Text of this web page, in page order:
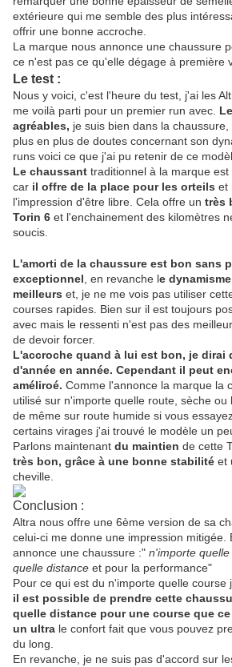
extérieure qui me semble des plus
offrir une bonne accroche.
La marque nous annonce une chaussure
ce n'est pas ce qu'elle dégage à première
Le test :
Nous y voici, c'est l'heure du test, j'ai les
me voilà parti pour un premier run avec.
agréables, je suis bien dans la
plus en plus de doutes concernant son
runs voici ce que j'ai pu retenir de ce
Le chaussant traditionnel à la marque est
car il offre de la place pour les orteils et
l'impression d'être libre. Cela offre un très
Torin 6 et l'enchainement des kilomètres
soucis.
L'amorti de la chaussure est bon sans
exceptionnel , en revanche le
meilleurs et, je ne me vois pas utiliser
courses rapides. Bien sur il est toujours
avec mais le ressenti n'est pas des
de devoir forcer.
L'accroche quand à lui est bon, je dirai
d'année en année. Cependant il peut
améliroé. Comme l'annonce la marque la
utilisé sur n'importe quelle route, sèche ou
de même sur route humide si vous
certains virages j'ai trouvé le modèle un
Parlons maintenant du maintien de cette
très bon, grâce à une bonne stabilité et
cheville.
Conclusion :
Altra nous offre une 6ème version de sa
celui-ci me donne une impression mitigée.
annonce une chaussure :" n'importe
quelle distance et pour la performance"
Pour ce qui est du n'importe quelle course
il est possible de prendre cette
quelle distance pour une course que
un ultra le confort fait que vous pouvez
du long.
En revanche, je ne suis pas d'accord sur